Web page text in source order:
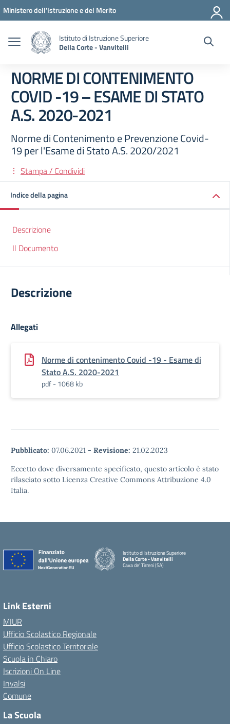
Vai ai contenuti
Vai al menu di navigazione
Vai al footer
Ministero dell'Istruzione e del Merito
Istituto di Istruzione Superiore
Della Corte - Vanvitelli
NORME DI CONTENIMENTO
COVID -19 – ESAME DI STATO
A.S. 2020-2021
Norme di Contenimento e Prevenzione Covid-
19 per l'Esame di Stato A.S. 2020/2021
Stampa / Condividi
Indice della pagina
Descrizione
Il Documento
Descrizione
Allegati
Norme di contenimento Covid -19 - Esame di
Stato A.S. 2020-2021
pdf - 1068 kb
Pubblicato: 07.06.2021 - Revisione: 21.02.2023
Eccetto dove diversamente specificato, questo articolo è stato
rilasciato sotto Licenza Creative Commons Attribuzione 4.0
Italia.
Istituto di Istruzione Superiore
Della Corte - Vanvitelli
Cava de' Tirreni (SA)
Link Esterni
MIUR
Ufficio Scolastico Regionale
Ufficio Scolastico Territoriale
Scuola in Chiaro
Iscrizioni On Line
Invalsi
Comune
La Scuola